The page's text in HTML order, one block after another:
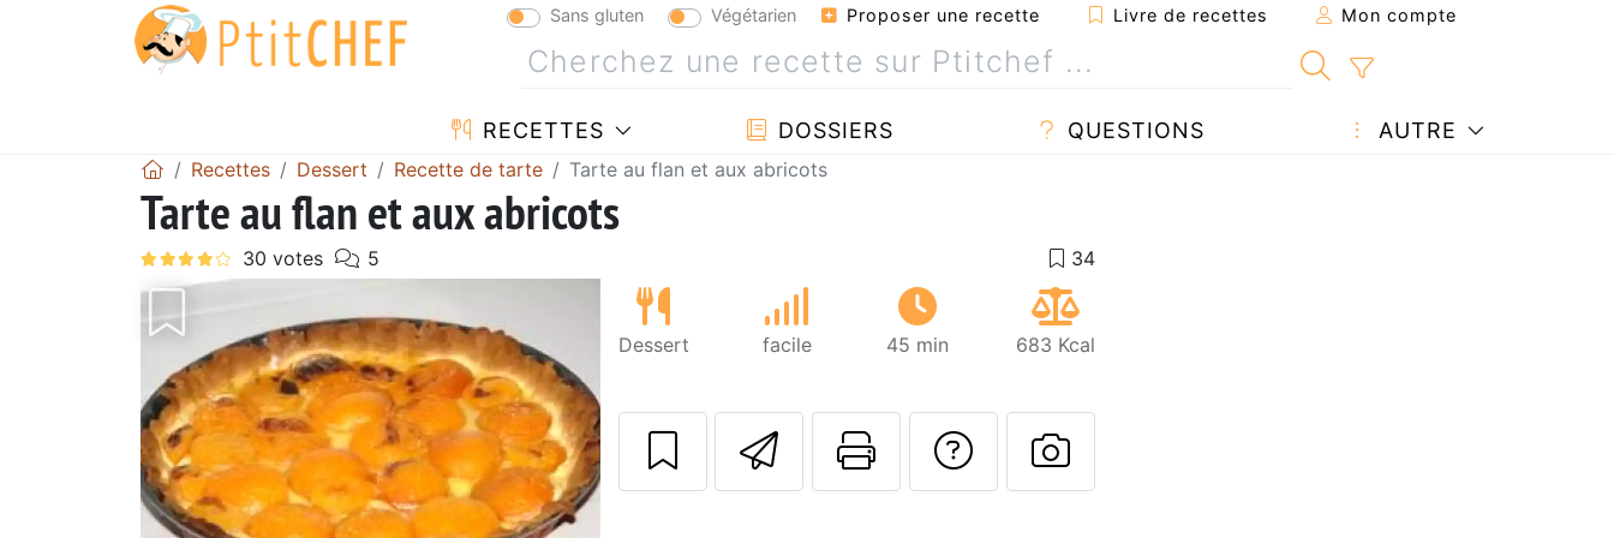
Sans gluten Végétarien Proposer une recette Livre de recettes Mon compte
RECETTES DOSSIERS QUESTIONS AUTRE
Recettes Dessert Recette de tarte Tarte au flan et aux abricots
Tarte au flan et aux abricots
Dessert facile 45 min 683 Kcal
Envoyer cette recette à un ami
Imprimer cette page
Poser une question à l'auteur
Publier votre photo de cette